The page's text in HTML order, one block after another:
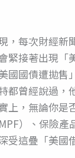
，每次財經新
緊接著出現「
國國債遭拋售
都曾經說過
上，無論你是
）、保險產
受這疊「美國